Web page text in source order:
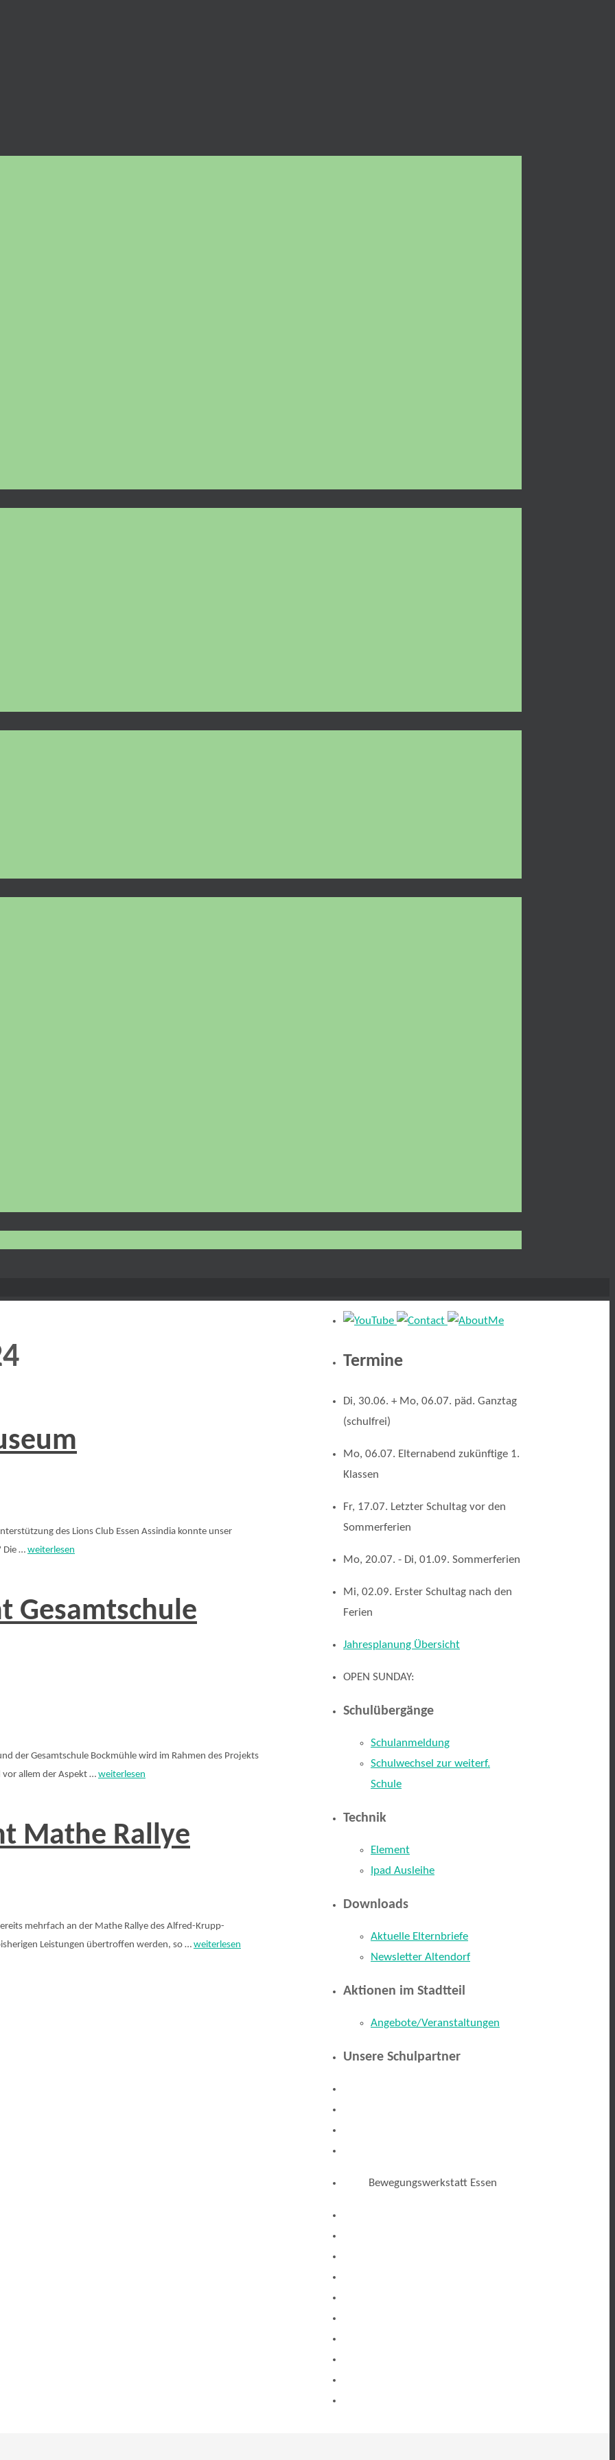
des Lions Club Essen Assindia konnte unser
Die … weiterlesen
Gesamtschule
der Gesamtschule Bockmühle wird im Rahmen des Projekts
vor allem der Aspekt … weiterlesen
Mathe Rallye
mehrfach an der Mathe Rallye des Alfred-Krupp-
Leistungen übertroffen werden, so … weiterlesen
Termine
Di, 30.06. + Mo, 06.07. päd. Ganztag
(schulfrei)
Mo, 06.07. Elternabend zukünftige 1.
Klassen
Fr, 17.07. Letzter Schultag vor den
Sommerferien
Mo, 20.07. - Di, 01.09. Sommerferien
Mi, 02.09. Erster Schultag nach den
Ferien
Jahresplanung Übersicht
OPEN SUNDAY:
Schulübergänge
Schulanmeldung
Schulwechsel zur weiterf.
Schule
Technik
Element
Ipad Ausleihe
Downloads
Aktuelle Elternbriefe
Newsletter Altendorf
Aktionen im Stadtteil
Angebote/Veranstaltungen
Unsere Schulpartner
Bewegungswerkstatt Essen